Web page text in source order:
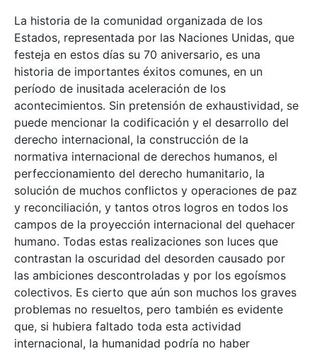
La historia de la comunidad organizada de los
Estados, representada por las Naciones Unidas, que
festeja en estos días su 70 aniversario, es una
historia de importantes éxitos comunes, en un
período de inusitada aceleración de los
acontecimientos. Sin pretensión de exhaustividad, se
puede mencionar la codificación y el desarrollo del
derecho internacional, la construcción de la
normativa internacional de derechos humanos, el
perfeccionamiento del derecho humanitario, la
solución de muchos conflictos y operaciones de paz
y reconciliación, y tantos otros logros en todos los
campos de la proyección internacional del quehacer
humano. Todas estas realizaciones son luces que
contrastan la oscuridad del desorden causado por
las ambiciones descontroladas y por los egoísmos
colectivos. Es cierto que aún son muchos los graves
problemas no resueltos, pero también es evidente
que, si hubiera faltado toda esta actividad
internacional, la humanidad podría no haber